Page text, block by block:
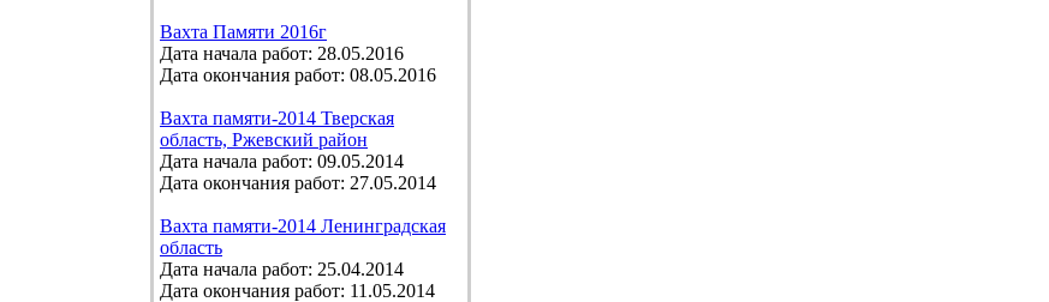
Вахта Памяти 2016г
Дата начала работ: 28.05.2016
Дата окончания работ: 08.05.2016
Вахта памяти-2014 Тверская
область, Ржевский район
Дата начала работ: 09.05.2014
Дата окончания работ: 27.05.2014
Вахта памяти-2014 Ленинградская
область
Дата начала работ: 25.04.2014
Дата окончания работ: 11.05.2014